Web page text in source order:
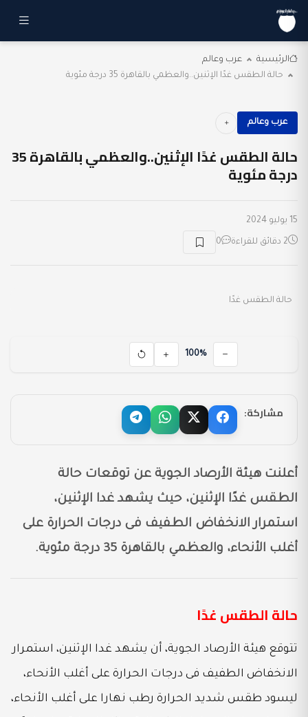
الرئيسية
عرب وعالم
حالة الطقس غدًا الإثنين..والعظمي بالقاهرة 35 درجة مئوية
عرب وعالم
حالة الطقس غدًا الإثنين..والعظمي بالقاهرة 35
درجة مئوية
15 يوليو 2024
2 دقائق للقراءة 0
حالة الطقس غدًا
100%
مشاركة:
أعلنت هيئة الأرصاد الجوية عن توقعات حالة
الطقس غدًا الإثنين، حيث يشهد غدا الإثنين،
استمرار الانخفاض الطفيف فى درجات الحرارة على
أغلب الأنحاء، والعظمي بالقاهرة 35 درجة مئوية.
حالة الطقس غدًا
تتوقع هيئة الأرصاد الجوية، أن يشهد غدا الإثنين، استمرار
الانخفاض الطفيف فى درجات الحرارة على أغلب الأنحاء،
ليسود طقس شديد الحرارة رطب نهارا على أغلب الأنحاء،